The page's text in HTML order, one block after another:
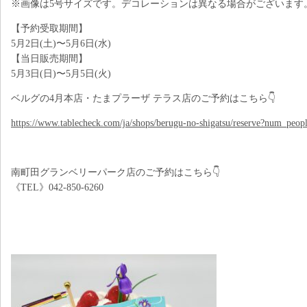
※画像は5号サイズです。デコレーションは異なる場合がございます
【予約受取期間】
5月2日(土)〜5月6日(水)
【当日販売期間】
5月3日(日)〜5月5日(火)
ベルグの4月本店・たまプラーザ テラス店のご予約はこちら👇
https://www.tablecheck.com/ja/shops/berugu-no-shigatsu/
南町田グランベリーパーク店のご予約はこちら👇
《TEL》042-850-6260